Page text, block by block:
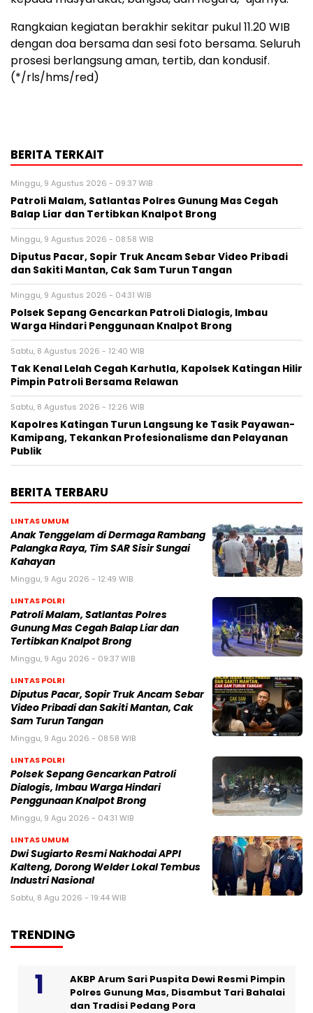
Rangkaian kegiatan berakhir sekitar pukul 11.20 WIB
dengan doa bersama dan sesi foto bersama. Seluruh
prosesi berlangsung aman, tertib, dan kondusif.
(*/rls/hms/red)
BERITA TERKAIT
Minggu, 9 Agustus 2026 - 09:37 WIB
Patroli Malam, Satlantas Polres Gunung Mas Cegah
Balap Liar dan Tertibkan Knalpot Brong
Minggu, 9 Agustus 2026 - 08:58 WIB
Diputus Pacar, Sopir Truk Ancam Sebar Video Pribadi
dan Sakiti Mantan, Cak Sam Turun Tangan
Minggu, 9 Agustus 2026 - 04:31 WIB
Polsek Sepang Gencarkan Patroli Dialogis, Imbau
Warga Hindari Penggunaan Knalpot Brong
Sabtu, 8 Agustus 2026 - 12:40 WIB
Tak Kenal Lelah Cegah Karhutla, Kapolsek Katingan Hilir
Pimpin Patroli Bersama Relawan
Sabtu, 8 Agustus 2026 - 12:26 WIB
Kapolres Katingan Turun Langsung ke Tasik Payawan-
Kamipang, Tekankan Profesionalisme dan Pelayanan
Publik
BERITA TERBARU
LINTAS UMUM
Anak Tenggelam di Dermaga Rambang
Palangka Raya, Tim SAR Sisir Sungai
Kahayan
Minggu, 9 Agu 2026 - 12:49 WIB
LINTAS POLRI
Patroli Malam, Satlantas Polres
Gunung Mas Cegah Balap Liar dan
Tertibkan Knalpot Brong
Minggu, 9 Agu 2026 - 09:37 WIB
LINTAS POLRI
Diputus Pacar, Sopir Truk Ancam Sebar
Video Pribadi dan Sakiti Mantan, Cak
Sam Turun Tangan
Minggu, 9 Agu 2026 - 08:58 WIB
LINTAS POLRI
Polsek Sepang Gencarkan Patroli
Dialogis, Imbau Warga Hindari
Penggunaan Knalpot Brong
Minggu, 9 Agu 2026 - 04:31 WIB
LINTAS UMUM
Dwi Sugiarto Resmi Nakhodai APPI
Kalteng, Dorong Welder Lokal Tembus
Industri Nasional
Sabtu, 8 Agu 2026 - 19:44 WIB
TRENDING
AKBP Arum Sari Puspita Dewi Resmi Pimpin
Polres Gunung Mas, Disambut Tari Bahalai
dan Tradisi Pedang Pora